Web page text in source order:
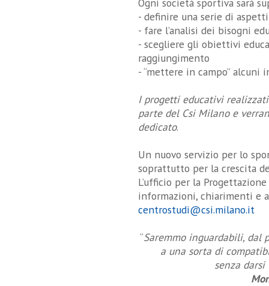
- definire una serie di
- fare l’analisi dei bisogni
- scegliere gli obiettivi
raggiungimento
- “mettere in campo”
I progetti educativi
parte del Csi Milano e
dedicato.
Un nuovo servizio per lo
soprattutto per la crescita
L’ufficio per la
informazioni, chiarimenti e
centrostudi@csi.milano.it
“Saremmo inguardabili, dal
a una sorta di
senza